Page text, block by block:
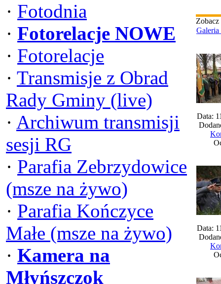
· Fotodnia
· Fotorelacje NOWE
· Fotorelacje
· Transmisje z Obrad
Rady Gminy (live)
· Archiwum transmisji
sesji RG
· Parafia Zebrzydowice
(msze na żywo)
· Parafia Kończyce
Małe (msze na żywo)
· Kamera na
Młyńszczok
Zobacz
Galeria
Data:
Data: